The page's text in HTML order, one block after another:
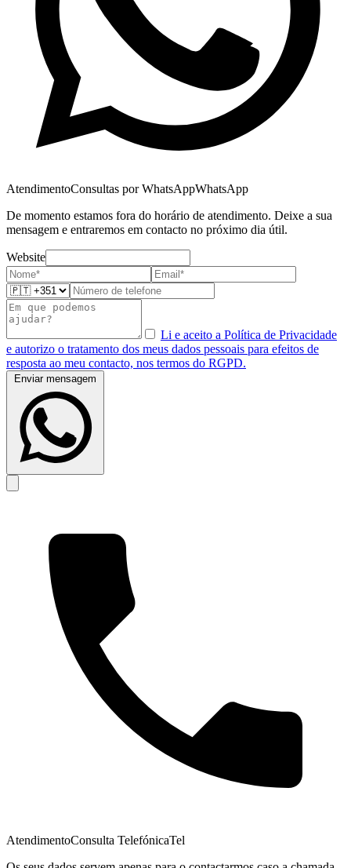
AtendimentoConsultas por WhatsAppWhatsApp
De momento estamos fora do horário de atendimento. Deixe a sua
mensagem e entraremos em contacto no próximo dia útil.
Website
Li e aceito a Política de Privacidade
e autorizo o tratamento dos meus dados pessoais para efeitos de
resposta ao meu contacto, nos termos do RGPD.
AtendimentoConsulta TelefónicaTel